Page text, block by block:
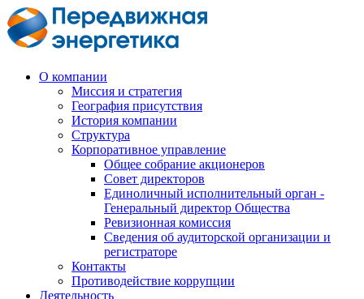
О компании
Миссия и стратегия
География присутствия
История компании
Структура
Корпоративное управление
Общее собрание акционеров
Совет директоров
Единоличный исполнительный орган -
Генеральный директор Общества
Ревизионная комиссия
Сведения об аудиторской организации и
регистраторе
Контакты
Противодействие коррупции
Деятельность